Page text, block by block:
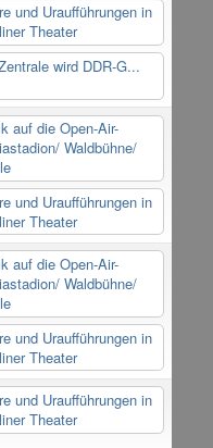
und Uraufführungen in
Theater
wird DDR-G...
auf die Open-Air-
Waldbühne/
und Uraufführungen in
Theater
auf die Open-Air-
Waldbühne/
und Uraufführungen in
Theater
und Uraufführungen in
Theater